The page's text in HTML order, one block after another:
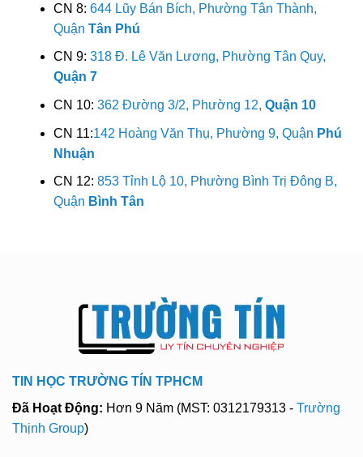
CN 8: 644 Lũy Bán Bích, Phường Tân Thành,
Quận Tân Phú
CN 9: 318 Đ. Lê Văn Lương, Phường Tân Quy,
Quận 7
CN 10: 362 Đường 3/2, Phường 12, Quận 10
CN 11:142 Hoàng Văn Thụ, Phường 9, Quận Phú
Nhuận
CN 12: 853 Tỉnh Lộ 10, Phường Bình Trị Đông B,
Quận Bình Tân
TIN HỌC TRƯỜNG TÍN TPHCM
Đã Hoạt Động: Hơn 9 Năm (MST: 0312179313 - Trường
Thịnh Group)